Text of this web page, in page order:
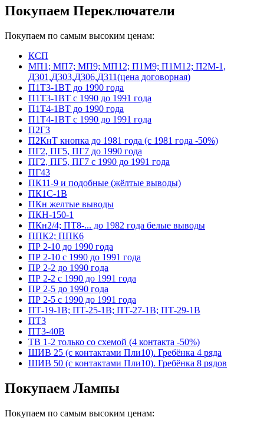
Покупаем Переключатели
Покупаем по самым высоким ценам:
КСП
МП1; МП7; МП9; МП12; П1М9; П1М12; П2М-1,
Д301,Д303,Д306,Д311(цена договорная)
П1Т3-1ВТ до 1990 года
П1Т3-1ВТ с 1990 до 1991 года
П1Т4-1ВТ до 1990 года
П1Т4-1ВТ с 1990 до 1991 года
П2Г3
П2КнТ кнопка до 1981 года (с 1981 года -50%)
ПГ2, ПГ5, ПГ7 до 1990 года
ПГ2, ПГ5, ПГ7 с 1990 до 1991 года
ПГ43
ПК11-9 и подобные (жёлтые выводы)
ПК1С-1В
ПКн желтые выводы
ПКН-150-1
ПКн2/4; ПТ8-... до 1982 года белые выводы
ППК2; ППК6
ПР 2-10 до 1990 года
ПР 2-10 с 1990 до 1991 года
ПР 2-2 до 1990 года
ПР 2-2 с 1990 до 1991 года
ПР 2-5 до 1990 года
ПР 2-5 с 1990 до 1991 года
ПТ-19-1В; ПТ-25-1В; ПТ-27-1В; ПТ-29-1В
ПТ3
ПТ3-40В
ТВ 1-2 только со схемой (4 контакта -50%)
ШИВ 25 (с контактами Пли10). Гребёнка 4 ряда
ШИВ 50 (с контактами Пли10). Гребёнка 8 рядов
Покупаем Лампы
Покупаем по самым высоким ценам: